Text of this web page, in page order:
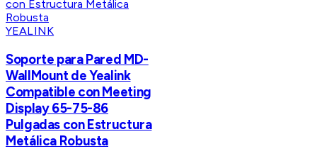
YEALINK
Soporte para Pared MD-
WallMount de Yealink
Compatible con Meeting
Display 65-75-86
Pulgadas con Estructura
Metálica Robusta